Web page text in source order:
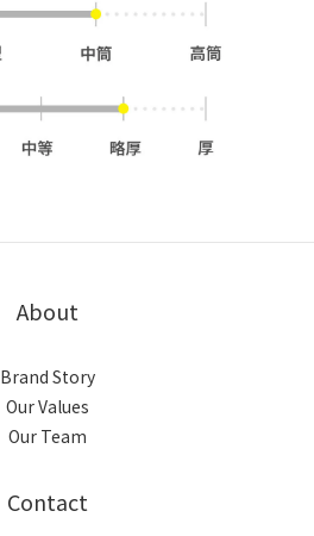
About
Brand Story
Our Values
Our Team
Contact